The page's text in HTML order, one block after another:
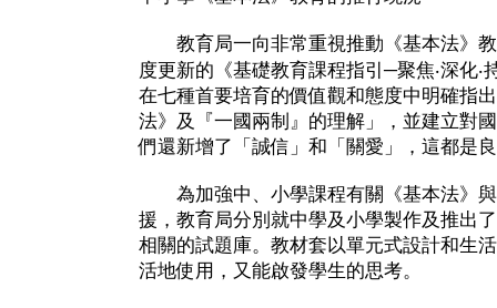
教育局一向非常重視推動《基本法》教
度更新的《基礎教育課程指引─聚焦‧深化‧
在七種首要培育的價值觀和態度中明確指
法》及『一國兩制』的理解」，並建立對
們還新增了「誠信」和「關愛」，這都是
為加強中、小學課程有關《基本法》與
援，教育局分別就中學及小學製作及推出
相關的試題庫。教材套以單元式設計和生
活地使用，又能啟發學生的思考。